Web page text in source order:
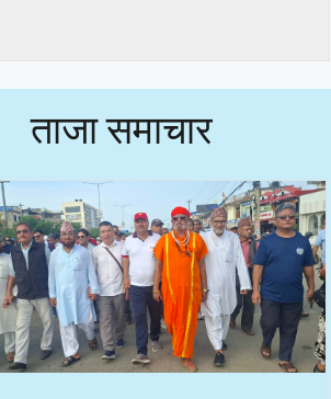
ताजा समाचार